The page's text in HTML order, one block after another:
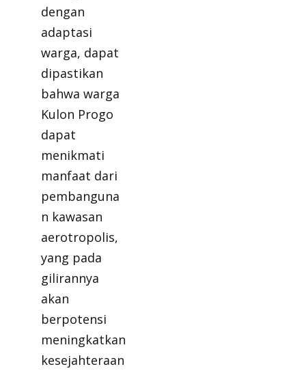
dengan
adaptasi
warga, dapat
dipastikan
bahwa warga
Kulon Progo
dapat
menikmati
manfaat dari
pembanguna
n kawasan
aerotropolis,
yang pada
gilirannya
akan
berpotensi
meningkatkan
kesejahteraan